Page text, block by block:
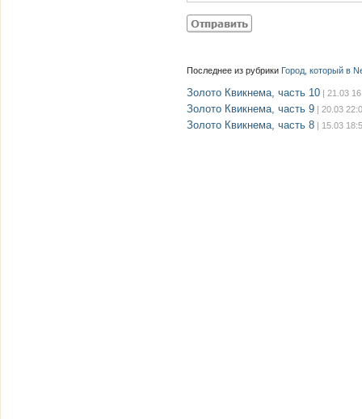
Последнее из рубрики Город, который в
Золото Квикнема, часть 10 | 21.03
Золото Квикнема, часть 9 | 20.03
Золото Квикнема, часть 8 | 15.03